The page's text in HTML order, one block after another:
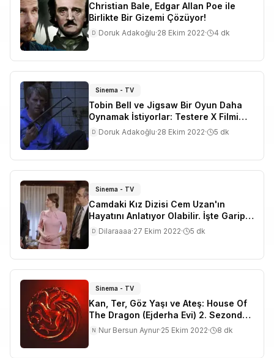
Christian Bale, Edgar Allan Poe ile
Birlikte Bir Gizemi Çözüyor!
D Doruk Adakoğlu·28 Ekim 2022· 4 dk
Sinema - TV
Tobin Bell ve Jigsaw Bir Oyun Daha
Oynamak İstiyorlar: Testere X Filmi
Geliyor!
D Doruk Adakoğlu·28 Ekim 2022· 5 dk
Sinema - TV
Camdaki Kız Dizisi Cem Uzan'ın
Hayatını Anlatıyor Olabilir. İşte Garip
Benzerlikler!
D Dilaraaaa·27 Ekim 2022· 5 dk
Sinema - TV
Kan, Ter, Göz Yaşı ve Ateş: House Of
The Dragon (Ejderha Evi) 2. Sezonda
Neler Olacak?
N Nur Bersun Aynur·25 Ekim 2022· 8 dk